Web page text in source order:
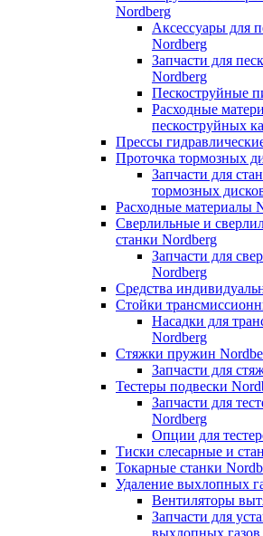
Nordberg
Аксессуары для
Nordberg
Запчасти для
Nordberg
Пескоструйные
Расходные
пескоструйных
Прессы
Проточка тормозных
Запчасти для
тормозных
Расходные материалы
Сверлильные и
станки Nordberg
Запчасти для
Nordberg
Средства
Стойки
Насадки для
Nordberg
Стяжки пружин
Запчасти для
Тестеры подвески
Запчасти для
Nordberg
Опции для
Тиски слесарные и
Токарные станки
Удаление выхлопных
Вентиляторы
Запчасти для
выхлопных